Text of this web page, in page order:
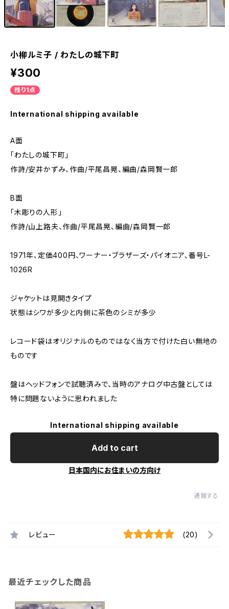
小柳ルミ子 / わたしの城下町
¥300
残り1点
International shipping available
A面
「わたしの城下町」
作詩/安井かずみ、作曲/平尾昌晃、編曲/森岡賢一郎
B面
「木彫りの人形」
作詩/山上路夫、作曲/平尾昌晃、編曲/森岡賢一郎
1971年、定価400円、ワーナー・ブラザーズ・パイオニア、番号L-
1026R
ジャケットは見開きタイプ
状態はシワが多少と内側に茶色のシミが多少
レコード袋はオリジナルのものではなく当方で付けた白い無地の
ものです
盤はヘッドフォンで試聴済みで、当時のアナログ中古盤としては
特に問題ないように思われました
International shipping available
Add to cart
日本国内にお住まいの方向け
通報する
レビュー (20)
最近チェックした商品